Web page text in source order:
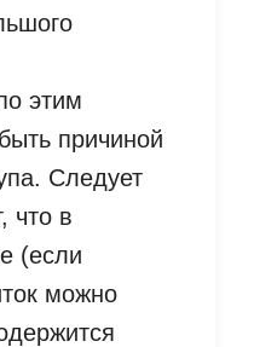
этим
причиной
Следует
что в
(если
можно